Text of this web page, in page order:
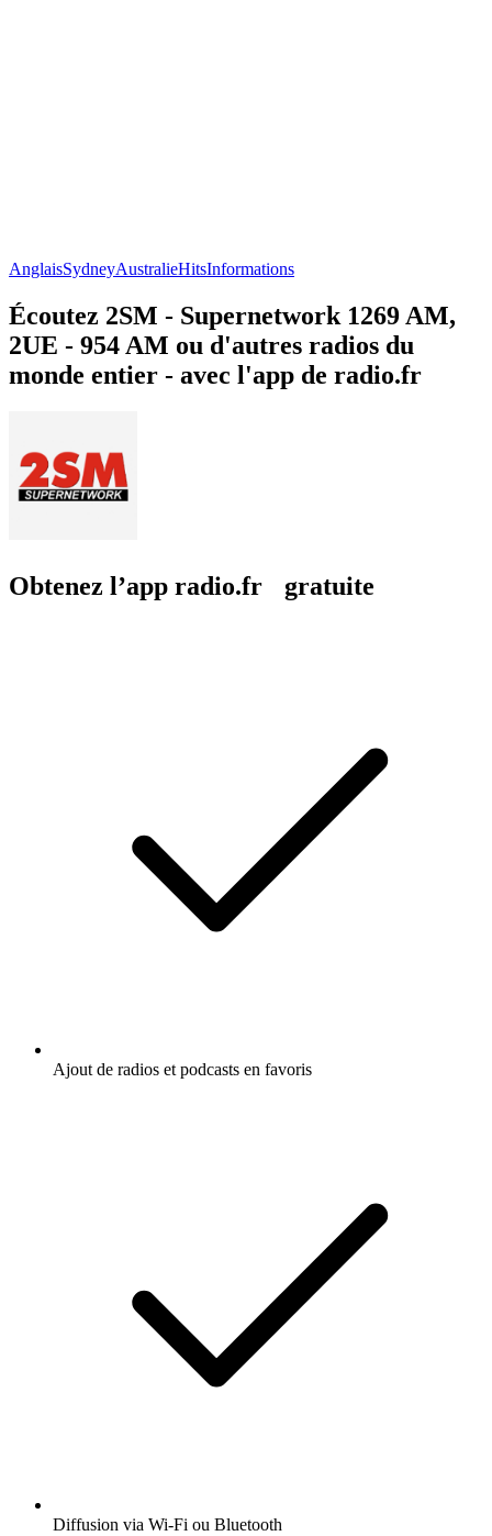
AnglaisSydneyAustralieHitsInformations
Écoutez 2SM - Supernetwork 1269 AM,
2UE - 954 AM ou d'autres radios du
monde entier - avec l'app de radio.fr
Obtenez l’app radio.fr gratuite
Ajout de radios et podcasts en favoris
Diffusion via Wi-Fi ou Bluetooth